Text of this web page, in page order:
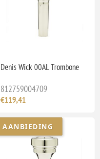
Denis Wick 00AL Trombone
812759004709
€119,41
AANBIEDING